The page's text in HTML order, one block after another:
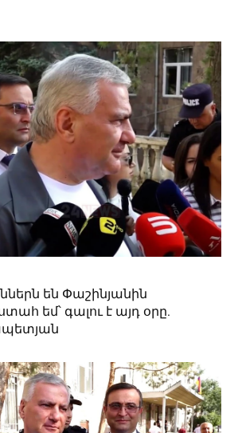
են Փաշինյանին
եմ՝ գալու է այդ օրը.